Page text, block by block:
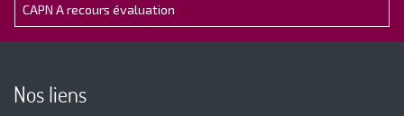
CAPN A recours évaluation
Nos liens